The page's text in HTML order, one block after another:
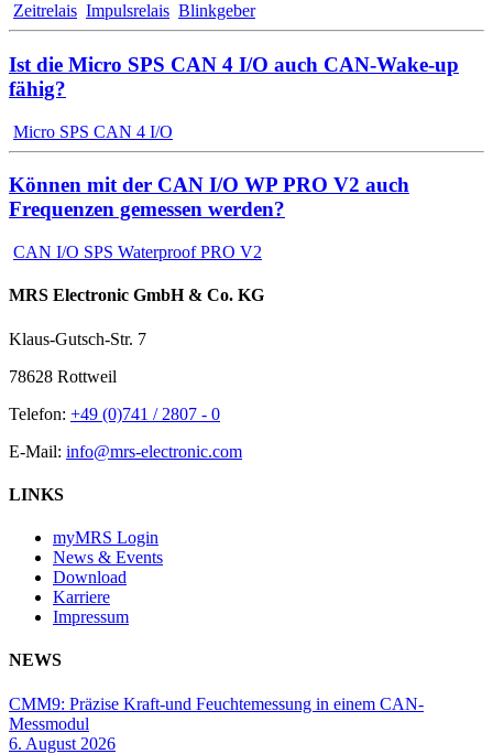
Zeitrelais Impulsrelais Blinkgeber
Ist die Micro SPS CAN 4 I/O auch CAN-Wake-up
fähig?
Micro SPS CAN 4 I/O
Können mit der CAN I/O WP PRO V2 auch
Frequenzen gemessen werden?
CAN I/O SPS Waterproof PRO V2
MRS Electronic GmbH & Co. KG
Klaus-Gutsch-Str. 7
78628 Rottweil
Telefon: +49 (0)741 / 2807 - 0
E-Mail: info@mrs-electronic.com
LINKS
myMRS Login
News & Events
Download
Karriere
Impressum
NEWS
CMM9: Präzise Kraft-und Feuchtemessung in einem CAN-
Messmodul
6. August 2026